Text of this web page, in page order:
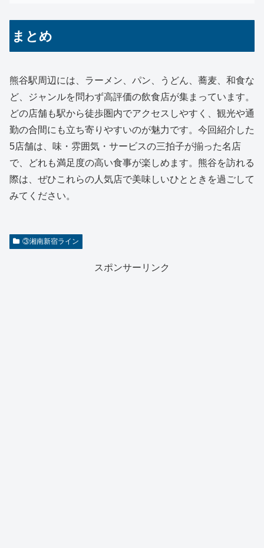
まとめ
熊谷駅周辺には、ラーメン、パン、うどん、蕎麦、和食な
ど、ジャンルを問わず高評価の飲食店が集まっています。
どの店舗も駅から徒歩圏内でアクセスしやすく、観光や通
勤の合間にも立ち寄りやすいのが魅力です。今回紹介した
5店舗は、味・雰囲気・サービスの三拍子が揃った名店
で、どれも満足度の高い食事が楽しめます。熊谷を訪れる
際は、ぜひこれらの人気店で美味しいひとときを過ごして
みてください。
③湘南新宿ライン
スポンサーリンク